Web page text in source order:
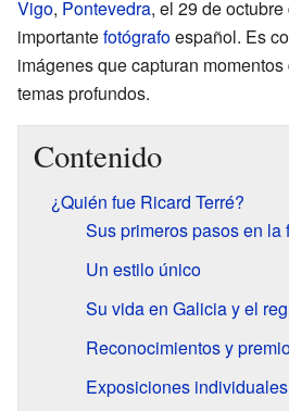
Vigo, Pontevedra, el 29 de
importantefotógrafoespañol. Es
imágenes que capturan
temas profundos.
Contenido
¿Quién fue Ricard Terré?
Sus primeros pasos en la
Un estilo único
Su vida en Galicia y el
Reconocimientos y
Exposiciones